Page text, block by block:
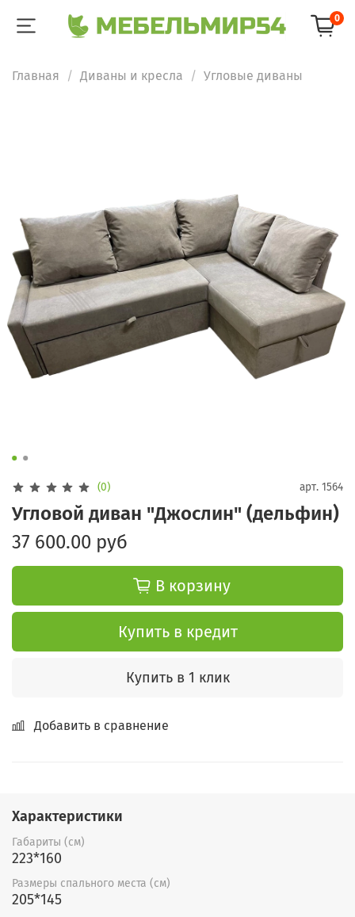
0
Главная Диваны и кресла Угловые диваны
(0) арт. 1564
Угловой диван "Джослин" (дельфин)
37 600.00 руб
В корзину
Купить в кредит
Купить в 1 клик
Добавить в сравнение
Характеристики
Габариты (см)
223*160
Размеры спального места (см)
205*145